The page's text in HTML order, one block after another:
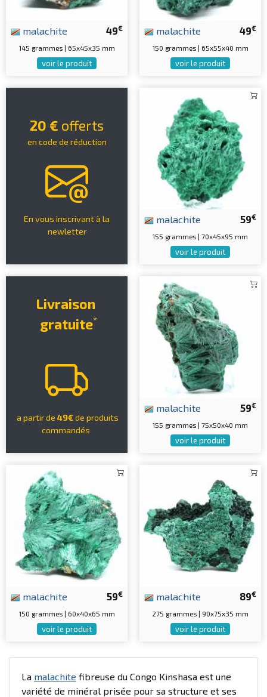
49€
malachite
145 grammes | 65x45x35 mm
voir le produit
49€
malachite
150 grammes | 65x55x40 mm
voir le produit
20 € offerts
en code de réduction
En vous inscrivant à la
newletter
59€
malachite
155 grammes | 70x45x95 mm
voir le produit
Livraison
gratuite*
a partir de 49€de produits
commandés
59€
malachite
155 grammes | 75x50x40 mm
voir le produit
59€
malachite
150 grammes | 60x40x65 mm
voir le produit
89€
malachite
275 grammes | 90x75x35 mm
voir le produit
La malachite fibreuse du Congo Kinshasa est une
variété de minéral prisée pour sa structure et ses